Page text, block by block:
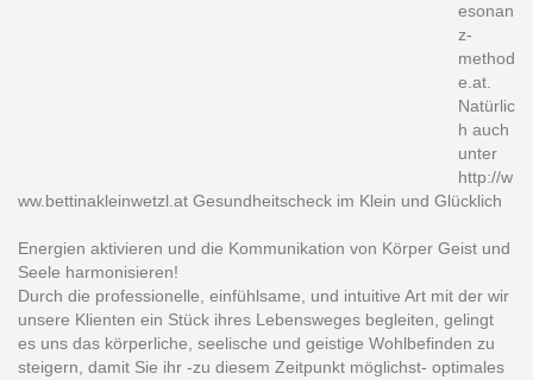
esonan
z-
method
e.at.
Natürlic
h auch
unter
http://w
ww.bettinakleinwetzl.at Gesundheitscheck im Klein und Glücklich
Energien aktivieren und die Kommunikation von Körper Geist und
Seele harmonisieren!
Durch die professionelle, einfühlsame, und intuitive Art mit der wir
unsere Klienten ein Stück ihres Lebensweges begleiten, gelingt
es uns das körperliche, seelische und geistige Wohlbefinden zu
steigern, damit Sie ihr -zu diesem Zeitpunkt möglichst- optimales